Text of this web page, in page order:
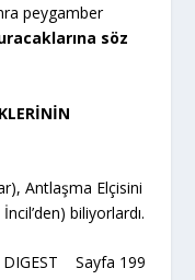
peygamber
söz
Antlaşma Elçisini
biliyorlardı.
Sayfa 199